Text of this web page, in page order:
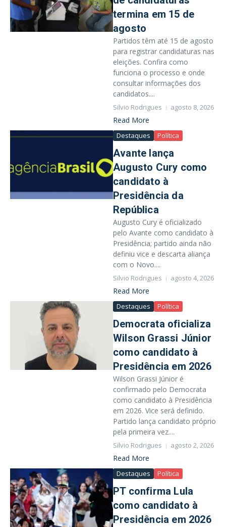
termina em 15 de
agosto
Partidos têm até 15 de agosto
para registrar candidaturas nas
eleições. Confira como
funciona o processo e onde
consultar informações dos
candidatos....
Silvio Rodrigues agosto 8, 2026
Read More
Destaques Política
Avante lança
Augusto Cury como
candidato à
Presidência da
República
Augusto Cury é oficializado
pelo Avante como candidato à
Presidência; partido ainda não
definiu vice e descarta aliança
com o Novo....
Silvio Rodrigues agosto 4, 2026
Read More
Destaques Política
Democrata oficializa
Wilson Grassi Júnior
como candidato à
Presidência em 2026
Wilson Grassi Júnior é
confirmado pelo Democrata
como candidato à Presidência
em 2026. Vice será definido.
Partido lança candidato próprio
pela primeira vez....
Silvio Rodrigues agosto 2, 2026
Read More
Destaques Política
PT confirma Lula
como candidato à
Presidência em 2026